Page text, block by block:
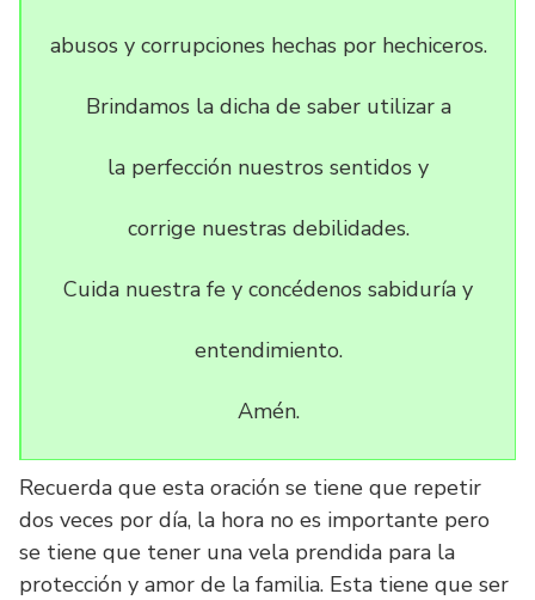
abusos y corrupciones hechas por hechiceros.
Brindamos la dicha de saber utilizar a
la perfección nuestros sentidos y
corrige nuestras debilidades.
Cuida nuestra fe y concédenos sabiduría y
entendimiento.
Amén.
Recuerda que esta oración se tiene que repetir
dos veces por día, la hora no es importante pero
se tiene que tener una vela prendida para la
protección y amor de la familia. Esta tiene que ser